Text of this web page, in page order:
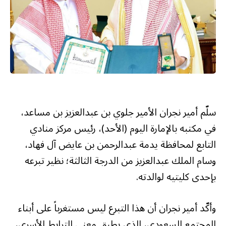
سلّم أمير نجران الأمير جلوي بن عبدالعزيز بن مساعد،
في مكتبه بالإمارة اليوم (الأحد)، رئيس مركز منادي
التابع لمحافظة يدمة عبدالرحمن بن عايض آل فهاد،
وسام الملك عبدالعزيز من الدرجة الثالثة؛ نظير تبرعه
بإحدى كليتيه لوالدته.
وأكّد أمير نجران أن هذا التبرع ليس مستغرباً على أبناء